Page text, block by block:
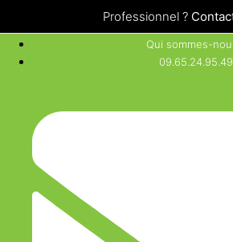
Professionnel ?
Qui sommes-
09.65.24.95.49